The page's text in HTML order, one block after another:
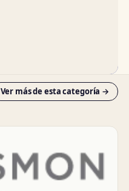
Ver más de esta categoría →